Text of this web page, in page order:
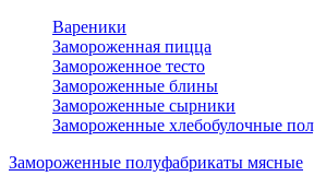
Вареники
Замороженная пицца
Замороженное тесто
Замороженные блины
Замороженные сырники
Замороженные хлебобулочные
Замороженные полуфабрикаты мясные